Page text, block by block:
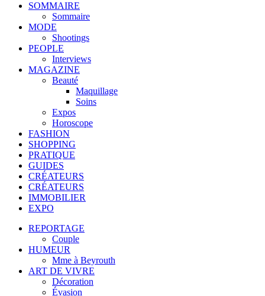
SOMMAIRE
Sommaire
MODE
Shootings
PEOPLE
Interviews
MAGAZINE
Beauté
Maquillage
Soins
Expos
Horoscope
FASHION
SHOPPING
PRATIQUE
GUIDES
CRÉATEURS
CRÉATEURS
IMMOBILIER
EXPO
REPORTAGE
Couple
HUMEUR
Mme à Beyrouth
ART DE VIVRE
Décoration
Évasion